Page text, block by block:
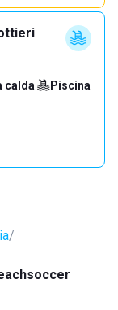
calda·
Piscina